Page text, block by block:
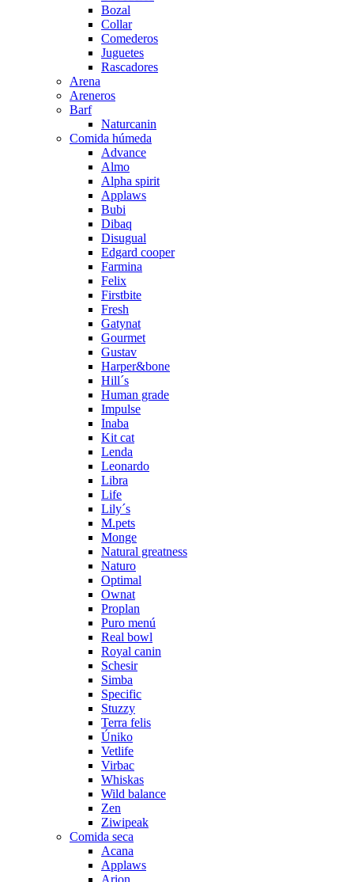
Bozal
Collar
Comederos
Juguetes
Rascadores
Arena
Areneros
Barf
Naturcanin
Comida húmeda
Advance
Almo
Alpha spirit
Applaws
Bubi
Dibaq
Disugual
Edgard cooper
Farmina
Felix
Firstbite
Fresh
Gatynat
Gourmet
Gustav
Harper&bone
Hill´s
Human grade
Impulse
Inaba
Kit cat
Lenda
Leonardo
Libra
Life
Lily´s
M.pets
Monge
Natural greatness
Naturo
Optimal
Ownat
Proplan
Puro menú
Real bowl
Royal canin
Schesir
Simba
Specific
Stuzzy
Terra felis
Úniko
Vetlife
Virbac
Whiskas
Wild balance
Zen
Ziwipeak
Comida seca
Acana
Applaws
Arion